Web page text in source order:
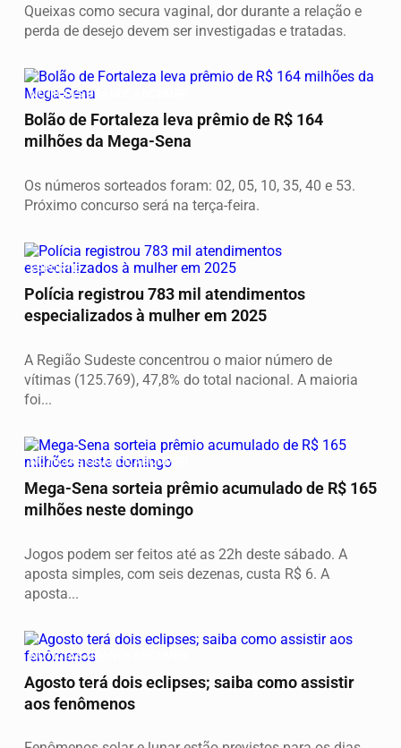
Queixas como secura vaginal, dor durante a relação e
perda de desejo devem ser investigadas e tratadas.
NOTICIAS GRANDE ABCDMRR
Bolão de Fortaleza leva prêmio de R$ 164
milhões da Mega-Sena
Os números sorteados foram: 02, 05, 10, 35, 40 e 53.
Próximo concurso será na terça-feira.
ESPORTE
Polícia registrou 783 mil atendimentos
especializados à mulher em 2025
A Região Sudeste concentrou o maior número de
vítimas (125.769), 47,8% do total nacional. A maioria
foi...
NOTICIAS GRANDE ABCDMRR
Mega-Sena sorteia prêmio acumulado de R$ 165
milhões neste domingo
Jogos podem ser feitos até as 22h deste sábado. A
aposta simples, com seis dezenas, custa R$ 6. A
aposta...
NOTICIAS GRANDE ABCDMRR
Agosto terá dois eclipses; saiba como assistir
aos fenômenos